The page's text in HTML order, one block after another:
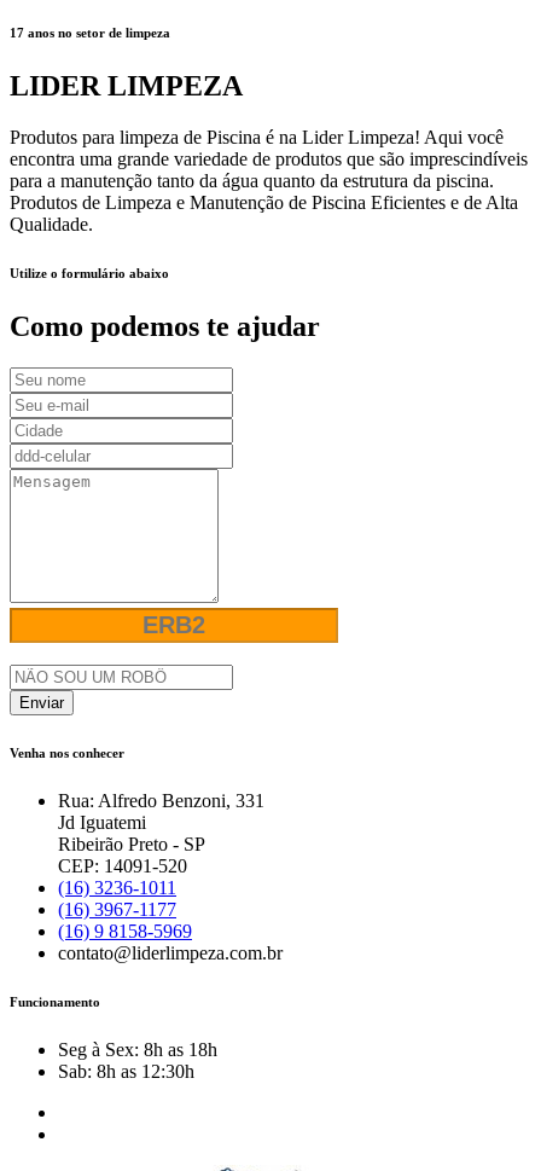
17 anos no setor de limpeza
LIDER LIMPEZA
Produtos para limpeza de Piscina é na Lider Limpeza! Aqui você
encontra uma grande variedade de produtos que são imprescindíveis
para a manutenção tanto da água quanto da estrutura da piscina.
Produtos de Limpeza e Manutenção de Piscina Eficientes e de Alta
Qualidade.
Utilize o formulário abaixo
Como podemos te ajudar
Enviar
Venha nos conhecer
Rua: Alfredo Benzoni, 331
Jd Iguatemi
Ribeirão Preto - SP
CEP: 14091-520
(16) 3236-1011
(16) 3967-1177
(16) 9 8158-5969
contato@liderlimpeza.com.br
Funcionamento
Seg à Sex: 8h as 18h
Sab: 8h as 12:30h